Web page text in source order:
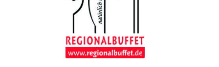
Umgesetzte Projekte 2025
Gesamte Region